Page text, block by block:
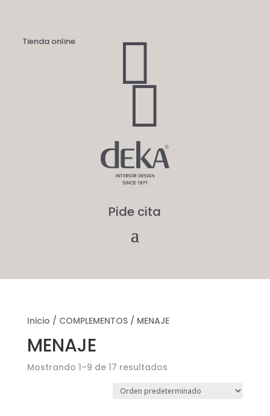
Tienda online 

Pide cita
Inicio / COMPLEMENTOS/ MENAJE
MENAJE
Mostrando 1–9 de 17 resultados